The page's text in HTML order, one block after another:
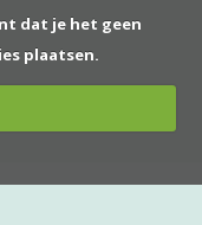
dat je het geen
plaatsen.